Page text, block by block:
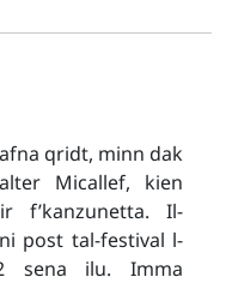
qridt, minn dak
Micallef, kien
f’kanzunetta. Il-
post tal-festival l-
sena ilu. Imma